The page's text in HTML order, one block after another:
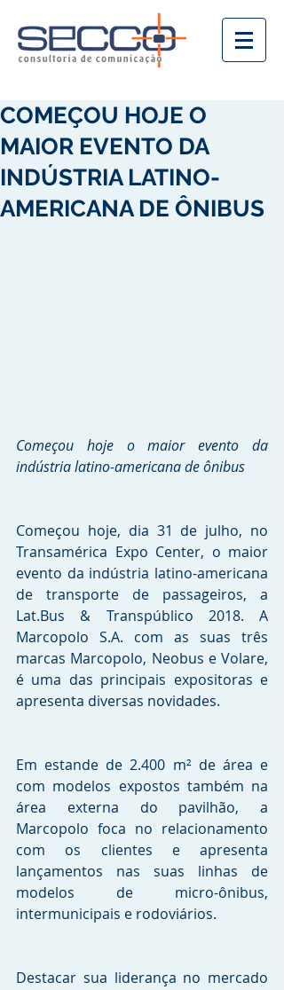
COMEÇOU HOJE O
MAIOR EVENTO DA
INDÚSTRIA LATINO-
AMERICANA DE ÔNIBUS
Começou hoje o maior evento da
indústria latino-americana de ônibus
Começou hoje, dia 31 de julho, no
Transamérica Expo Center, o maior
evento da indústria latino-americana
de transporte de passageiros, a
Lat.Bus & Transpúblico 2018. A
Marcopolo S.A. com as suas três
marcas Marcopolo, Neobus e Volare,
é uma das principais expositoras e
apresenta diversas novidades.
Em estande de 2.400 m² de área e
com modelos expostos também na
área externa do pavilhão, a
Marcopolo foca no relacionamento
com os clientes e apresenta
lançamentos nas suas linhas de
modelos de micro-ônibus,
intermunicipais e rodoviários.
Destacar sua liderança no mercado